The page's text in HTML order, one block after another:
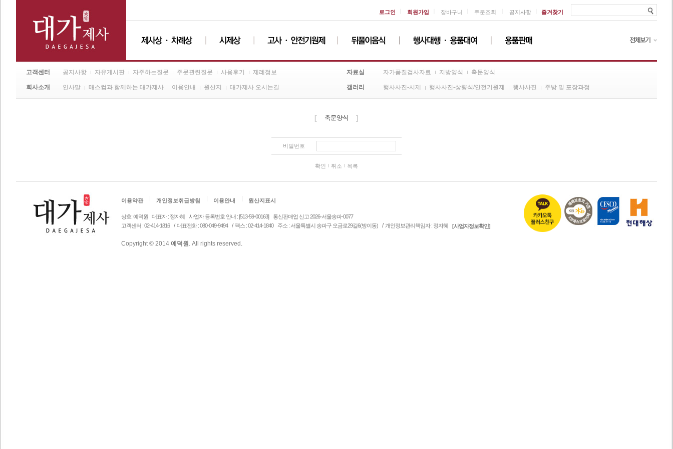
즐겨찾기
로그인 회원가입 장바구니 주문조회 공지사항
고객센터 공지사항 자유게시판 자주하는질문 주문관련질문 사용후기 제례정보 자료실 자가품질검사자료 지방양식 축문양식
회사소개 인사말 매스컴과 함께하는 대가제사 이용안내 원산지 대가제사 오시는길 갤러리 행사사진-시제 행사사진-상량식/안전기원제 행사사진 주방 및 포장과정
[ 축문양식 ]
비밀번호
확인 취소 목록
이용약관 개인정보취급방침 이용안내 원산지표시
상호: 예덕원 대표자 : 정자혜 사업자 등록번호 안내 : [513-59-00163]
통신판매업 신고 2026-서울송파-0077
고객센터 : 02-414-1816
/대표전화 : 080-049-9494 /팩스 : 02-414-1840 주소 : 서울특별시 송파구 오금로29길6(방이동) / 개인정보관리책임자 : 정자혜 [사업자정보확인]
Copyright © 2014 예덕원 . All rights reserved.